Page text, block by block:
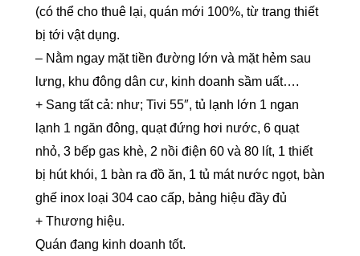
(có thể cho thuê lại, quán mới 100%, từ trang thiết
bị tới vật dụng.
– Nằm ngay mặt tiền đường lớn và mặt hẻm sau
lưng, khu đông dân cư, kinh doanh sầm uất….
+ Sang tất cả: như; Tivi 55″, tủ lạnh lớn 1 ngan
lạnh 1 ngăn đông, quạt đứng hơi nước, 6 quạt
nhỏ, 3 bếp gas khè, 2 nồi điện 60 và 80 lít, 1 thiết
bị hút khói, 1 bàn ra đồ ăn, 1 tủ mát nước ngọt, bàn
ghế inox loại 304 cao cấp, bảng hiệu đầy đủ
+ Thương hiệu.
Quán đang kinh doanh tốt.